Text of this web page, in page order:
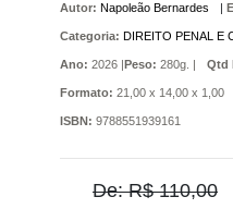
Autor: Napoleão Bernardes
Categoria: DIREITO PENAL E
Ano: 2026 | Peso: 280g. | Qtd
Formato: 21,00 x 14,00 x 1,00
ISBN: 9788551939161
De: R$ 110,00